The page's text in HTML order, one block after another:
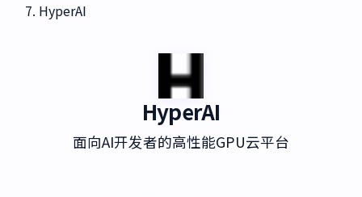
HyperAI
HyperAI
面向AI开发者的高性能GPU云平台